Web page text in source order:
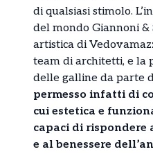
di qualsiasi stimolo.
del mondo Giannoni &
artistica di
team di architetti, e la
delle galline da parte
permesso infatti di
cui estetica e
capaci di rispondere
e al benessere